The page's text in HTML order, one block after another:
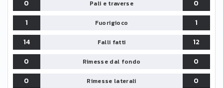
0
Pali e traverse
0
1
Fuorigioco
1
14
Falli fatti
12
0
Rimesse dal fondo
0
0
Rimesse laterali
0